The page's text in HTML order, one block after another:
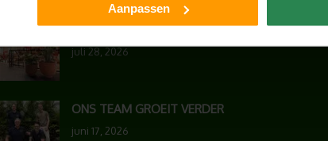
Aanpassen
UNION HOUSE UTRECHT
juli 28, 2026
ONS TEAM GROEIT VERDER
juni 17, 2026